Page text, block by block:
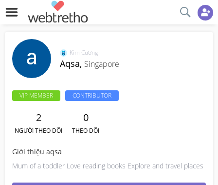
Kim Cương
Aqsa, Singapore
VIP MEMBER CONTRIBUTOR
2
NGƯỜI THEO DÕI
0
THEO DÕI
Giới thiệu aqsa
Mum of a toddler Love reading books Explore and travel places